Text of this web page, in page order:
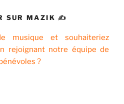
SUR MAZIK ✍
musique et souhaiteriez
rejoignant notre équipe de
?